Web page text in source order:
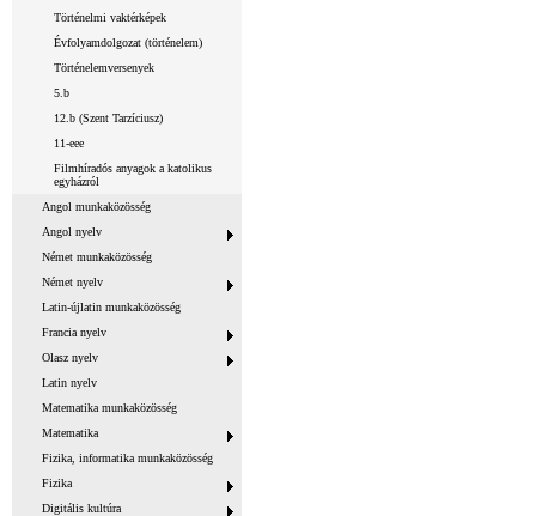
Történelmi vaktérképek
Évfolyamdolgozat (történelem)
Történelemversenyek
5.b
12.b (Szent Tarzíciusz)
11-eee
Filmhíradós anyagok a katolikus
egyházról
Angol munkaközösség
Angol nyelv
Német munkaközösség
Német nyelv
Latin-újlatin munkaközösség
Francia nyelv
Olasz nyelv
Latin nyelv
Matematika munkaközösség
Matematika
Fizika, informatika munkaközösség
Fizika
Digitális kultúra